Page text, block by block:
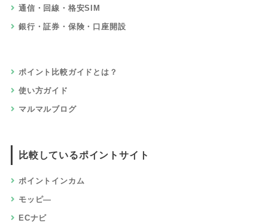
通信・回線・格安SIM
銀行・証券・保険・口座開設
ポイント比較ガイドとは？
使い方ガイド
マルマルブログ
比較しているポイントサイト
ポイントインカム
モッピ―
ECナビ